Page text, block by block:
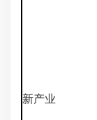
新产业